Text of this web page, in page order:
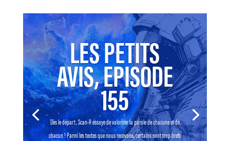
LES PETITS
AVIS, EPISODE
155
Dès le départ, Scan-R essaye de valoriser la parole de chacune et de
chacun ! Parmi les textes que nous recevons, certains sont trop brefs